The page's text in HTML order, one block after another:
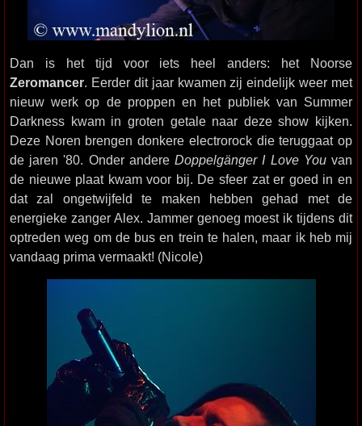
Dan is het tijd voor iets heel anders: het Noorse
Zeromancer. Eerder dit jaar kwamen zij eindelijk weer met
nieuw werk op de proppen en het publiek van Summer
Darkness kwam in groten getale naar deze show kijken.
Deze Noren brengen donkere electrorock die teruggaat op
de jaren '80. Onder andereDoppelgänger I Love Youvan
de nieuwe plaat kwam voor bij. De sfeer zat er goed in en
dat zal ongetwijfeld te maken hebben gehad met de
energieke zanger Alex. Jammer genoeg moest ik tijdens dit
optreden weg om de bus en trein te halen, maar ik heb mij
vandaag prima vermaakt! (Nicole)